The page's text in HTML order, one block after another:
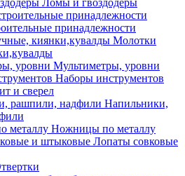
Ломы и гвоздодеры
принадлежности
Молотки
Мультиметры, уровни
Наборы инструментов
и сверел
Напильники,
Ножницы по металлу
Лопаты совковые